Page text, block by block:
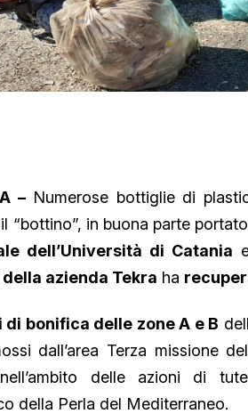
–Numerose bottiglie di
il “bottino”, in buona parte
dell’Università di Catania
azienda Tekra ha
bonifica delle zone A e B
dall’area Terza missione
delle azioni di
della Perla del Mediterraneo.